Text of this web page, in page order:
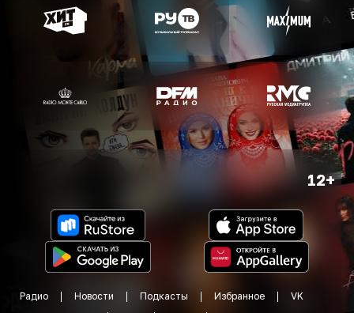
12+
Радио Новости Подкасты Избранное
VK